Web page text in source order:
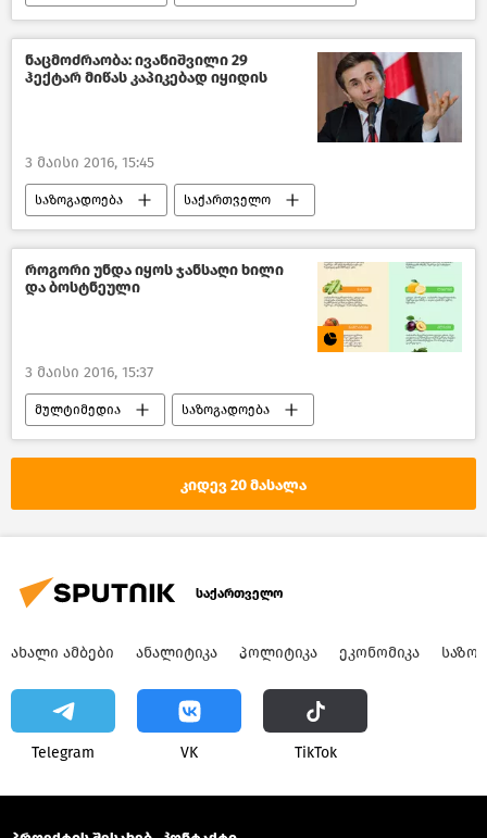
საქართველო
მსოფლიოს ახალი ამბები
ნაცმოძრაობა: ივანიშვილი 29
ჰექტარ მიწას კაპიკებად იყიდის
3 მაისი 2016, 15:45
საზოგადოება საქართველო
როგორი უნდა იყოს ჯანსაღი ხილი
და ბოსტნეული
3 მაისი 2016, 15:37
მულტიმედია საზოგადოება
ახალი ამბები ინფოგრაფიკა
კიდევ 20 მასალა
საქართველო
ᲐᲮᲐᲚᲘ ᲐᲛᲑᲔᲑᲘ ᲐᲜᲐᲚᲘᲢᲘᲙᲐ ᲞᲝᲚᲘᲢᲘᲙᲐ ᲔᲙᲝᲜᲝᲛᲘᲙᲐ
Telegram VK ТikТоk